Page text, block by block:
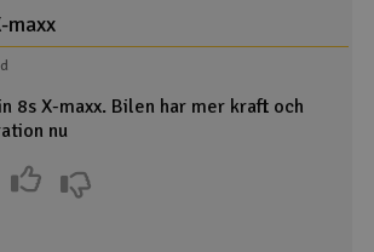
maxx
8s X-maxx. Bilen har mer kraft och
nu